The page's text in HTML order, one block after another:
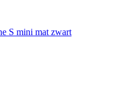
S mini mat zwart